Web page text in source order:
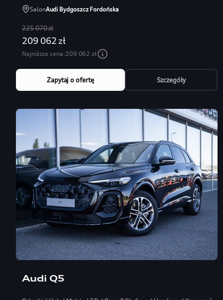
SalonAudi Bydgoszcz Fordońska
225 070 zł
209 062 zł
Najniższa cena:209 062 zł
Zapytaj o ofertę Szczegóły
Audi Q5